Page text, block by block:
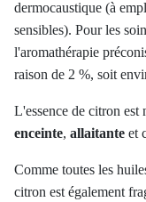
dermocaustique (à
sensibles). Pour les
l'aromathérapie
raison de 2 %, soit
L'essence de citron est
enceinte, allaitante et
Comme toutes les
citron est également